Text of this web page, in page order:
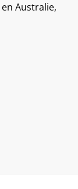
Australie,